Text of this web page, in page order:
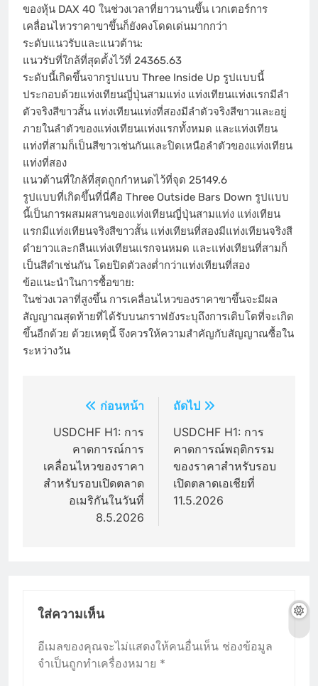
ของหุ้น DAX 40 ในช่วงเวลาที่ยาวนานขึ้น เวกเตอร์การ
เคลื่อนไหวราคาขาขึ้นก็ยังคงโดดเด่นมากกว่า
ระดับแนวรับและแนวต้าน:
แนวรับที่ใกล้ที่สุดตั้งไว้ที่ 24365.63
ระดับนี้เกิดขึ้นจากรูปแบบ Three Inside Up รูปแบบนี้
ประกอบด้วยแท่งเทียนญี่ปุ่นสามแท่ง แท่งเทียนแท่งแรกมีลำ
ตัวจริงสีขาวสั้น แท่งเทียนแท่งที่สองมีลำตัวจริงสีขาวและอยู่
ภายในลำตัวของแท่งเทียนแท่งแรกทั้งหมด และแท่งเทียน
แท่งที่สามก็เป็นสีขาวเช่นกันและปิดเหนือลำตัวของแท่งเทียน
แท่งที่สอง
แนวต้านที่ใกล้ที่สุดถูกกำหนดไว้ที่จุด 25149.6
รูปแบบที่เกิดขึ้นที่นี่คือ Three Outside Bars Down รูปแบบ
นี้เป็นการผสมผสานของแท่งเทียนญี่ปุ่นสามแท่ง แท่งเทียน
แรกมีแท่งเทียนจริงสีขาวสั้น แท่งเทียนที่สองมีแท่งเทียนจริงสี
ดำยาวและกลืนแท่งเทียนแรกจนหมด และแท่งเทียนที่สามก็
เป็นสีดำเช่นกัน โดยปิดตัวลงต่ำกว่าแท่งเทียนที่สอง
ข้อแนะนำในการซื้อขาย:
ในช่วงเวลาที่สูงขึ้น การเคลื่อนไหวของราคาขาขึ้นจะมีผล
สัญญาณสุดท้ายที่ได้รับบนกราฟยังระบุถึงการเติบโตที่จะเกิด
ขึ้นอีกด้วย ด้วยเหตุนี้ จึงควรให้ความสำคัญกับสัญญาณซื้อใน
ระหว่างวัน
แนะแนว
เรื่อง
ก่อนหน้า
USDCHF H1: การ
คาดการณ์การ
เคลื่อนไหวของราคา
สำหรับรอบเปิดตลาด
อเมริกันในวันที่
8.5.2026
ถัดไป
USDCHF H1: การ
คาดการณ์พฤติกรรม
ของราคาสำหรับรอบ
เปิดตลาดเอเชียที่
11.5.2026
ใส่ความเห็น
อีเมลของคุณจะไม่แสดงให้คนอื่นเห็น ช่องข้อมูล
จำเป็นถูกทำเครื่องหมาย *